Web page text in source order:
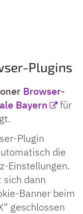
Plugins
Browser-
Bayern
für
Plugin
die
Einstellungen.
sich dann
Banner beim
geschlossen